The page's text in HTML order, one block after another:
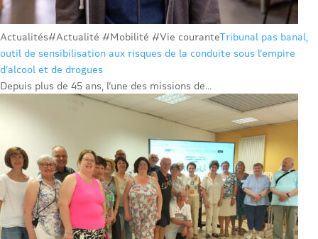
Actualités#Actualité #Mobilité #Vie couranteTribunal pas banal,
outil de sensibilisation aux risques de la conduite sous l’empire
d’alcool et de drogues
Depuis plus de 45 ans, l’une des missions de...